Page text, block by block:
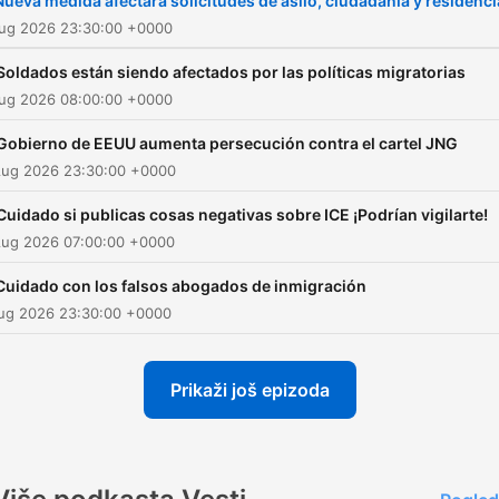
audiencia “Noticiero
Zidane. Cada fin de semana
Digital del Noticiero
mundiales relevantes para
por Carolina Sarassa y Borja
Voces.
2026 23:30:00 +0000
están siendo afectados por las políticas migratorias
2026 08:00:00 +0000
de EEUU aumenta persecución contra el cartel JNG
2026 23:30:00 +0000
si publicas cosas negativas sobre ICE ¡Podrían vigilarte!
2026 07:00:00 +0000
con los falsos abogados de inmigración
2026 23:30:00 +0000
Prikaži još epizoda